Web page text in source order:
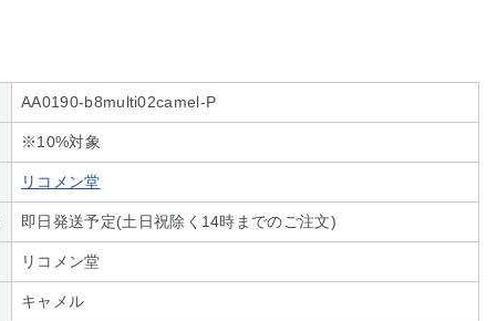
AA0190-b8multi02camel-P
※10%対象
リコメン堂
即日発送予定(土日祝除く14時までのご注文)
リコメン堂
キャメル